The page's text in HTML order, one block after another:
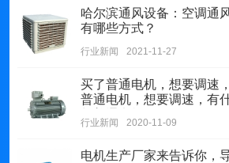
哈尔滨通风设备：空调通
有哪些方式？
行业新闻 2021-11-27
买了普通电机，想要调速
普通电机，想要调速，有
行业新闻 2020-11-09
电机生产厂家来告诉你，